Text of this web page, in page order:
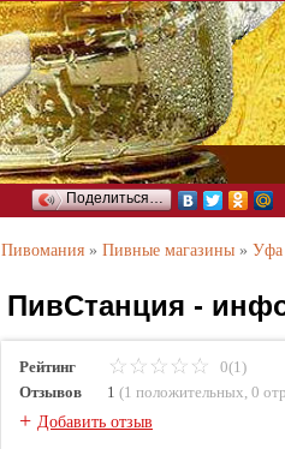
Поделиться…
Пивомания » Пивные магазины » Уфа
ПивСтанция -
Рейтинг
0(1)
Отзывов
1 (1 положительных, 0
+ Добавить отзыв